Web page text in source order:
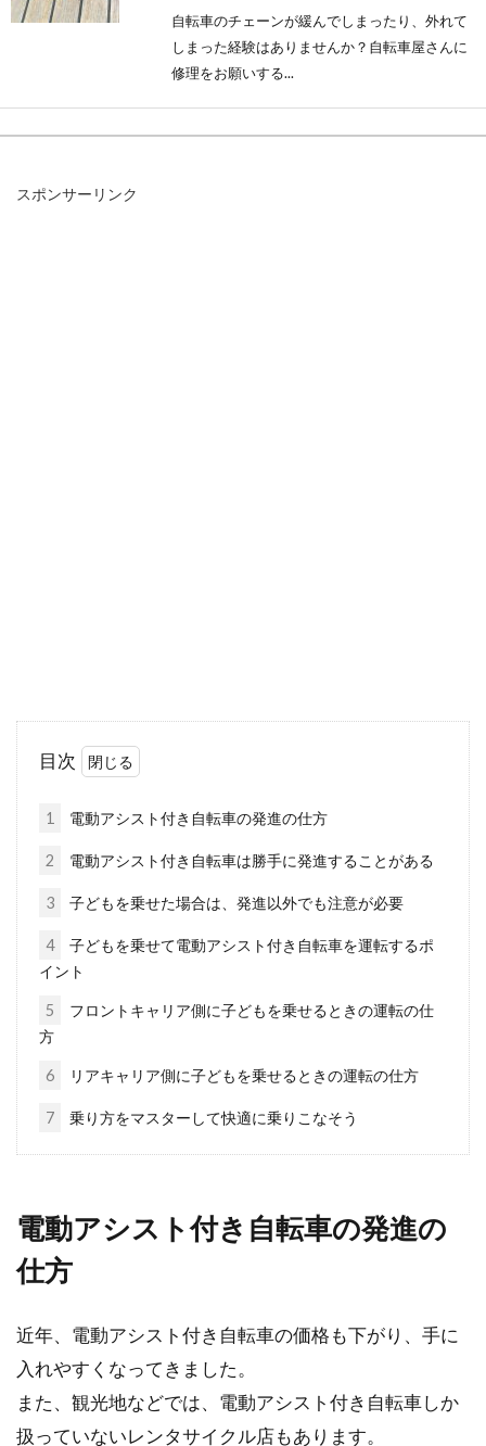
自転車のチェーンが緩んでしまったり、外れて
しまった経験はありませんか？自転車屋さんに
修理をお願いする...
中学生におすすめの通学自転車をご
紹介します！
お子さんの通学自転車をどうしようか、お悩み
ストライダーは、サドルやハンドルの高さを調
ロードバイクのメンテナンス！ギア
の洗浄にチャレンジ！
スポンサーリンク
目次
1 電動アシスト付き自転車の発進の仕方
2 電動アシスト付き自転車は勝手に発進することがある
3 子どもを乗せた場合は、発進以外でも注意が必要
4
子どもを乗せて電動アシスト付き自転車を運転するポ
イント
5
フロントキャリア側に子どもを乗せるときの運転の仕
方
6 リアキャリア側に子どもを乗せるときの運転の仕方
7 乗り方をマスターして快適に乗りこなそう
電動アシスト付き自転車の発進の
仕方
近年、電動アシスト付き自転車の価格も下がり、手に
入れやすくなってきました。
また、観光地などでは、電動アシスト付き自転車しか
扱っていないレンタサイクル店もあります。